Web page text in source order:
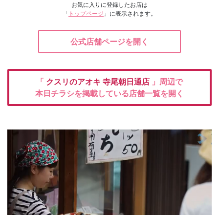
お気に入りに登録したお店は
「 トップページ 」に表示されます。
公式店舗ページを開く
「 クスリのアオキ 寺尾朝日通店 」周辺で
本日チラシを掲載している店舗一覧を開く